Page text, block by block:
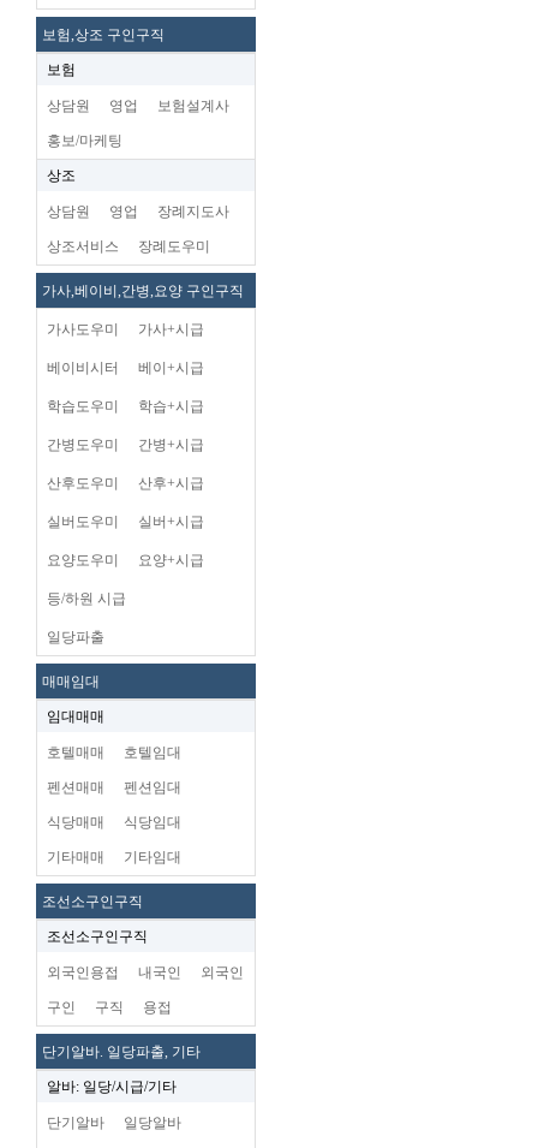
보험,상조 구인구직
보험
상담원 영업 보험설계사
홍보/마케팅
상조
상담원 영업 장례지도사
상조서비스 장례도우미
가사,베이비,간병,요양 구인구직
가사도우미 가사+시급
베이비시터 베이+시급
학습도우미 학습+시급
간병도우미 간병+시급
산후도우미 산후+시급
실버도우미 실버+시급
요양도우미 요양+시급
등/하원 시급
일당파출
매매임대
임대매매
호텔매매 호텔임대
펜션매매 펜션임대
식당매매 식당임대
기타매매 기타임대
조선소구인구직
조선소구인구직
외국인용접 내국인 외국인
구인 구직 용접
단기알바. 일당파출, 기타
알바: 일당/시급/기타
단기알바 일당알바